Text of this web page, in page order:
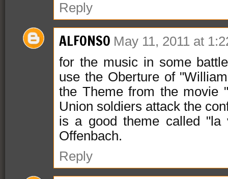
Reply
ALFONSO May 11, 2011 at
for the music in some
use the Oberture of
the Theme from the movie
Union soldiers attack the
is a good theme called "la
Offenbach.
Reply